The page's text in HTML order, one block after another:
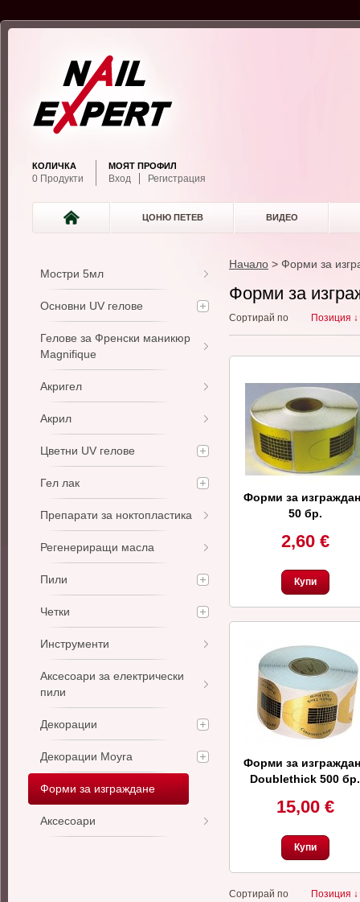
КОЛИЧКА
0 Продукти
МОЯТ ПРОФИЛ
Вход Регистрация
ЦОНЮ ПЕТЕВ ВИДЕО
Начало > Форми за
Форми за
Сортирай по Позиция ↓
Форми за
50 бр.
2,60 €
Купи
Форми за
Doublethick 500 бр.
15,00 €
Купи
Сортирай по Позиция ↓
Мостри 5мл
Основни UV гелове
Гелове за Френски маникюр
Magnifique
Акригел
Акрил
Цветни UV гелове
Гел лак
Препарати за ноктопластика
Регенериращи масла
Пили
Четки
Инструменти
Аксесоари за електрически
пили
Декорации
Декорации Moyra
Форми за изграждане
Аксесоари